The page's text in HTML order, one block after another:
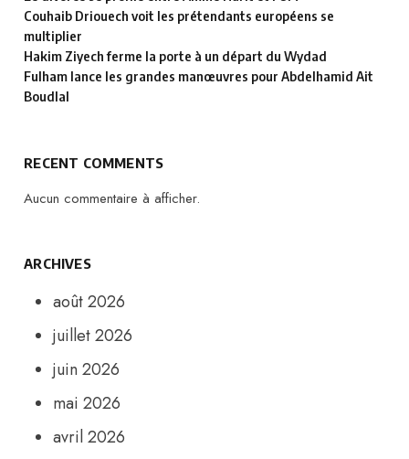
Couhaib Driouech voit les prétendants européens se
multiplier
Hakim Ziyech ferme la porte à un départ du Wydad
Fulham lance les grandes manœuvres pour Abdelhamid Ait
Boudlal
RECENT COMMENTS
Aucun commentaire à afficher.
ARCHIVES
août 2026
juillet 2026
juin 2026
mai 2026
avril 2026